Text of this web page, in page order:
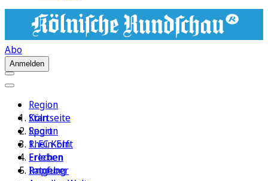
Abo
Anmelden
Region
Köln
Sport
1. FC Köln
Erleben
Ratgeber
Startseite
Region
Rhein-Erft
Frechen
Impfung